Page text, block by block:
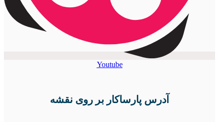
Youtube
آدرس پارساکار بر روی نقشه